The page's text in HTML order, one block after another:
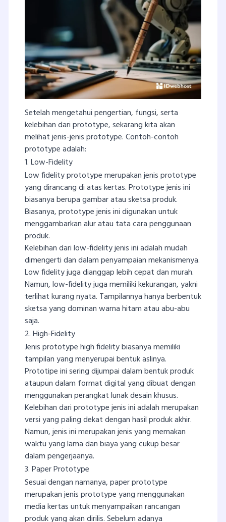
Setelah mengetahui pengertian, fungsi, serta
kelebihan dari prototype, sekarang kita akan
melihat jenis-jenis prototype. Contoh-contoh
prototype adalah:
1. Low-Fidelity
Low fidelity prototype merupakan jenis prototype
yang dirancang di atas kertas. Prototype jenis ini
biasanya berupa gambar atau sketsa produk.
Biasanya, prototype jenis ini digunakan untuk
menggambarkan alur atau tata cara penggunaan
produk.
Kelebihan dari low-fidelity jenis ini adalah mudah
dimengerti dan dalam penyampaian mekanismenya.
Low fidelity juga dianggap lebih cepat dan murah.
Namun, low-fidelity juga memiliki kekurangan, yakni
terlihat kurang nyata. Tampilannya hanya berbentuk
sketsa yang dominan warna hitam atau abu-abu
saja.
2. High-Fidelity
Jenis prototype high fidelity biasanya memiliki
tampilan yang menyerupai bentuk aslinya.
Prototipe ini sering dijumpai dalam bentuk produk
ataupun dalam format digital yang dibuat dengan
menggunakan perangkat lunak desain khusus.
Kelebihan dari prototype jenis ini adalah merupakan
versi yang paling dekat dengan hasil produk akhir.
Namun, jenis ini merupakan jenis yang memakan
waktu yang lama dan biaya yang cukup besar
dalam pengerjaanya.
3. Paper Prototype
Sesuai dengan namanya, paper prototype
merupakan jenis prototype yang menggunakan
media kertas untuk menyampaikan rancangan
produk yang akan dirilis. Sebelum adanya